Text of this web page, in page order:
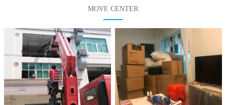
MOVE CENTER